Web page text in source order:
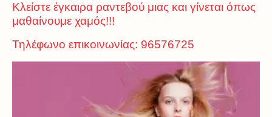
Κλείστε έγκαιρα ραντεβού μιας και γίνεται όπως
μαθαίνουμε χαμός!!!
Τηλέφωνο επικοινωνίας: 96576725